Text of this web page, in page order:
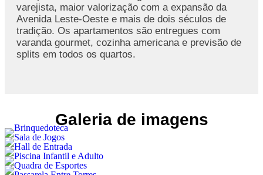
varejista, maior valorização com a expansão da
Avenida Leste-Oeste e mais de dois séculos de
tradição. Os apartamentos são entregues com
varanda gourmet, cozinha americana e previsão de
splits em todos os quartos.
Galeria de imagens